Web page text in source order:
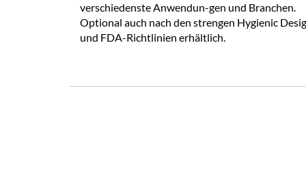
verschiedenste Anwendun-gen und Branchen.
Optional auch nach den strengen Hygienic
und FDA-Richtlinien erhältlich.